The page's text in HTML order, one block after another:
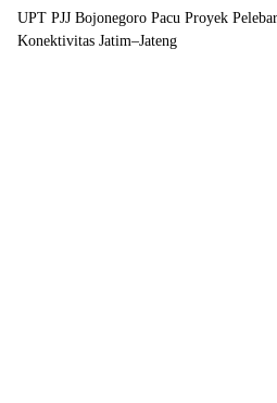
UPT PJJ Bojonegoro Pacu Proyek
Konektivitas Jatim–Jateng